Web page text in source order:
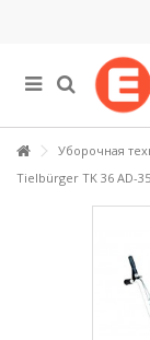
Уборочная
Tielbürger TK 36 AD-